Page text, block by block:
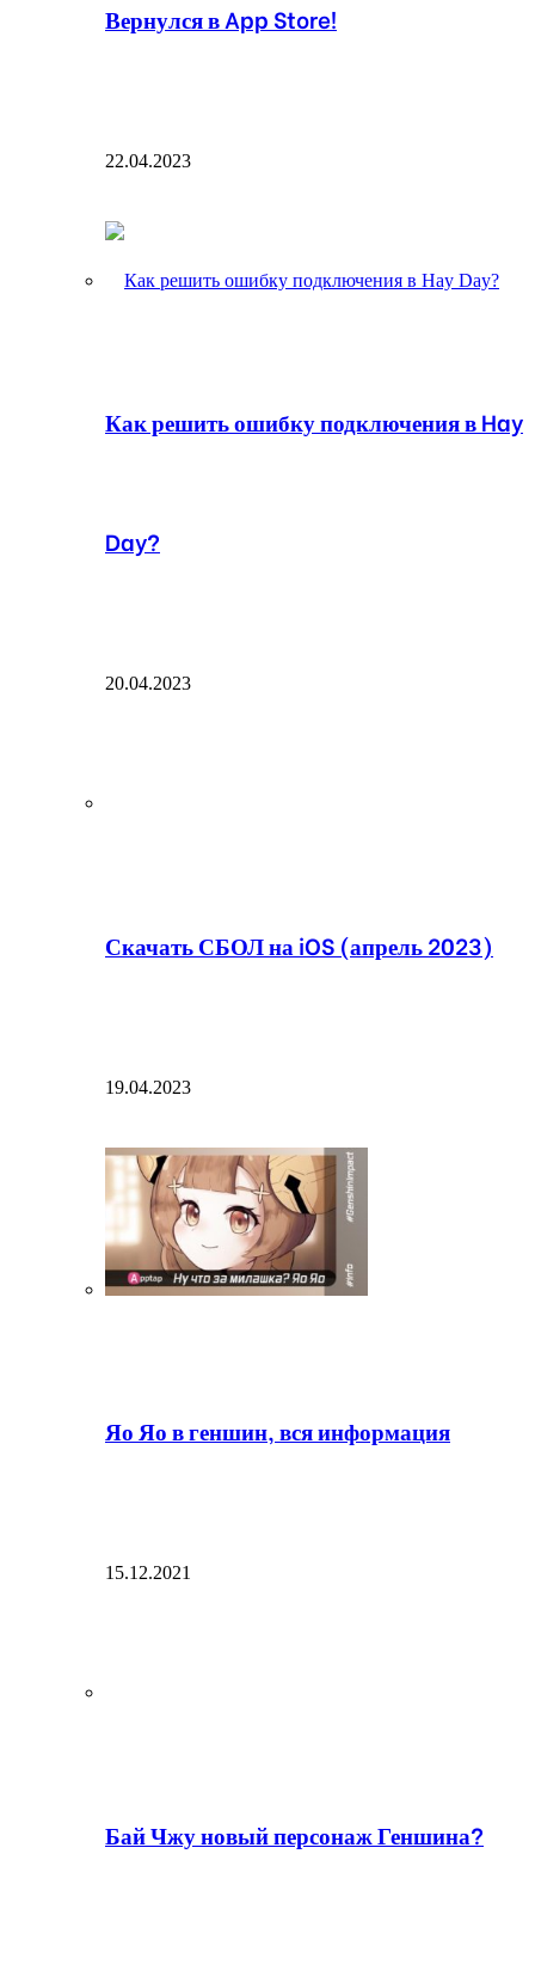
Вернулся в App Store!
22.04.2023
Как решить ошибку подключения в Hay
Day?
20.04.2023
Скачать СБОЛ на iOS (апрель 2023)
19.04.2023
Яо Яо в геншин, вся информация
15.12.2021
Бай Чжу новый персонаж Геншина?